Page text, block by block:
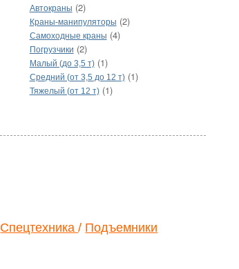
Автокраны (2)
Краны-манипуляторы (2)
Самоходные краны (4)
Погрузчики (2)
Малый (до 3,5 т) (1)
Средний (от 3,5 до 12 т) (1)
Тяжелый (от 12 т) (1)
Спецтехника/ Подъемники